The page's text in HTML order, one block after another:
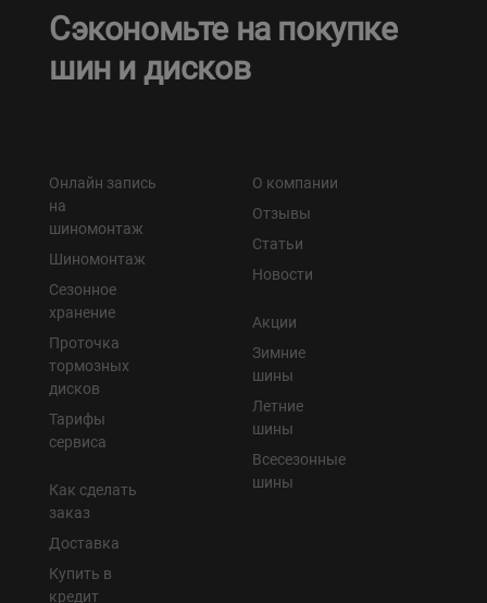
Сэкономьте на покупке
шин и дисков
Онлайн запись
на
шиномонтаж
Шиномонтаж
Сезонное
хранение
Проточка
тормозных
дисков
Тарифы
сервиса
Как сделать
заказ
Доставка
Купить в
кредит
О компании
Отзывы
Статьи
Новости
Акции
Зимние
шины
Летние
шины
Всесезонные
шины